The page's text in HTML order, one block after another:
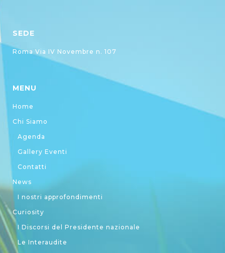
SEDE
Roma Via IV Novembre n. 107
MENU
Home
Chi Siamo
Agenda
Gallery Eventi
Contatti
News
I nostri approfondimenti
Curiosity
I Discorsi del Presidente nazionale
Le Interaudite